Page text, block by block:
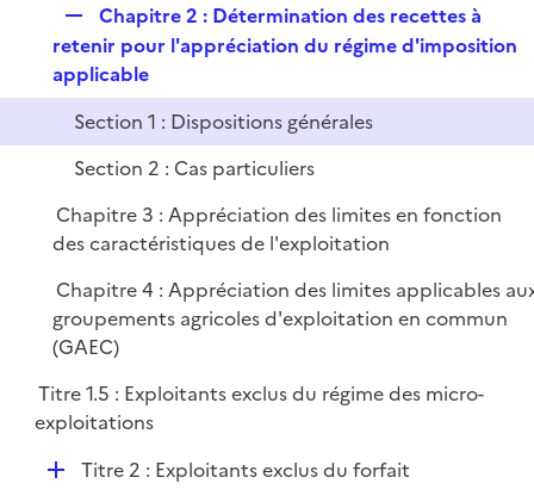
e
p
l
i
Chapitre 2 : Détermination des recettes à
retenir pour l'appréciation du régime d'imposition
applicable
Section 1 : Dispositions générales
Section 2 : Cas particuliers
Chapitre 3 : Appréciation des limites en fonction
des caractéristiques de l'exploitation
Chapitre 4 : Appréciation des limites applicables
groupements agricoles d'exploitation en commun
(GAEC)
Titre 1.5 : Exploitants exclus du régime des micro-
exploitations
DTitre 2 : Exploitants exclus du forfait